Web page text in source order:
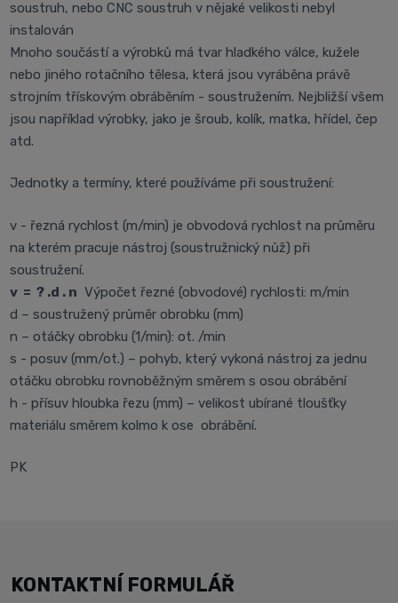
soustruh, nebo CNC soustruh v nějaké velikosti nebyl
instalován
Mnoho součástí a výrobků má tvar hladkého válce, kužele
nebo jiného rotačního tělesa, která jsou vyráběna právě
strojním třískovým obráběním - soustružením. Nejbližší všem
jsou například výrobky, jako je šroub, kolík, matka, hřídel, čep
atd.
Jednotky a termíny, které používáme při soustružení:
v - řezná rychlost (m/min) je obvodová rychlost na průměru
na kterém pracuje nástroj (soustružnický nůž) při
soustružení.
v = ? .d . n Výpočet řezné (obvodové) rychlosti: m/min
d – soustružený průměr obrobku (mm)
n – otáčky obrobku (1/min): ot. /min
s - posuv (mm/ot.) – pohyb, který vykoná nástroj za jednu
otáčku obrobku rovnoběžným směrem s osou obrábění
h - přísuv hloubka řezu (mm) – velikost ubírané tloušťky
materiálu směrem kolmo k ose obrábění.
PK
KONTAKTNÍ FORMULÁŘ